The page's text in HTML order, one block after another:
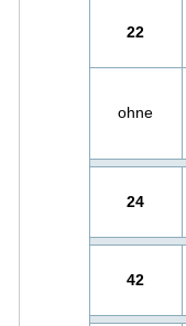
22
ohne
24
42